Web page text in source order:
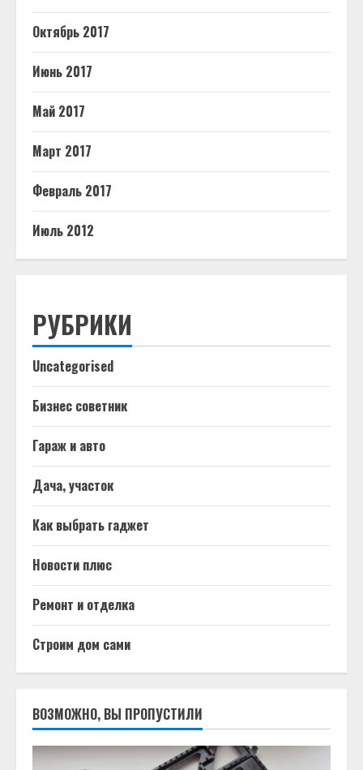
Октябрь 2017
Июнь 2017
Май 2017
Март 2017
Февраль 2017
Июль 2012
РУБРИКИ
Uncategorised
Бизнес советник
Гараж и авто
Дача, участок
Как выбрать гаджет
Новости плюс
Ремонт и отделка
Строим дом сами
ВОЗМОЖНО, ВЫ ПРОПУСТИЛИ